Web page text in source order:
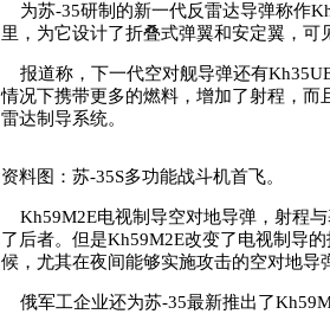
为苏-35研制的新一代反雷达导弹称作
里，为它设计了折叠式弹翼和安定翼，
报道称，下一代空对舰导弹还有
情况下携带更多的燃料，增加了射程，
雷达制导系统。
资料图：苏-35S多功能战斗机首飞。
Kh59M2E电视制导空对地导弹，射程
了后者。但是Kh59M2E改变了电视制导
候，尤其在夜间能够实施攻击的空对地导
俄军工企业还为苏-35最新推出了